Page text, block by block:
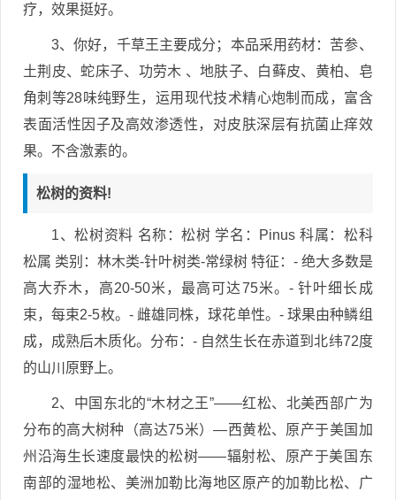
疗，效果挺好。
3、你好，千草王主要成分；本品采用药材：苦参、
土荆皮、蛇床子、功劳木 、地肤子、白藓皮、黄柏、皂
角刺等28味纯野生，运用现代技术精心炮制而成，富含
表面活性因子及高效渗透性，对皮肤深层有抗菌止痒效
果。不含激素的。
松树的资料!
1、松树资料 名称：松树 学名：Pinus 科属：松科
松属 类别：林木类-针叶树类-常绿树 特征：- 绝大多数是
高大乔木，高20-50米，最高可达75米。- 针叶细长成
束，每束2-5枚。- 雌雄同株，球花单性。- 球果由种鳞组
成，成熟后木质化。分布：- 自然生长在赤道到北纬72度
的山川原野上。
2、中国东北的“木材之王”——红松、北美西部广为
分布的高大树种（高达75米）—西黄松、原产于美国加
州沿海生长速度最快的松树——辐射松、原产于美国东
南部的湿地松、美洲加勒比海地区原产的加勒比松、广